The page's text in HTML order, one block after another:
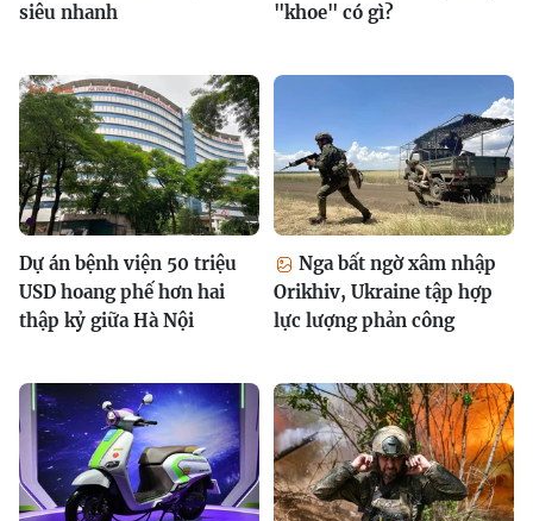
siêu nhanh
"khoe" có gì?
Dự án bệnh viện 50 triệu
USD hoang phế hơn hai
thập kỷ giữa Hà Nội
Nga bất ngờ xâm nhập
Orikhiv, Ukraine tập hợp
lực lượng phản công